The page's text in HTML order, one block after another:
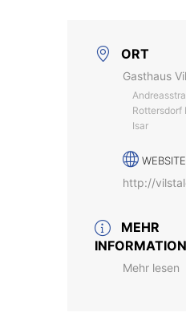
ORT
Gasthaus
Rottersdorf
Isar
WEBSITE
http://
MEHR
Mehr lesen